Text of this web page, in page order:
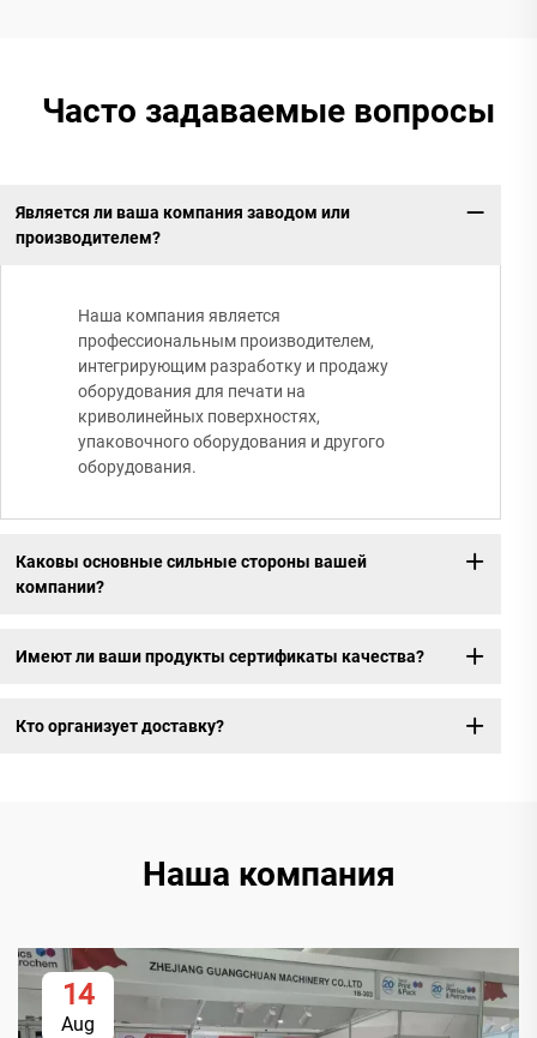
Часто задаваемые вопросы
Является ли ваша компания заводом или
производителем?
Наша компания является
профессиональным производителем,
интегрирующим разработку и продажу
оборудования для печати на
криволинейных поверхностях,
упаковочного оборудования и другого
оборудования.
Каковы основные сильные стороны вашей
компании?
Имеют ли ваши продукты сертификаты качества?
Кто организует доставку?
Наша компания
14
Aug